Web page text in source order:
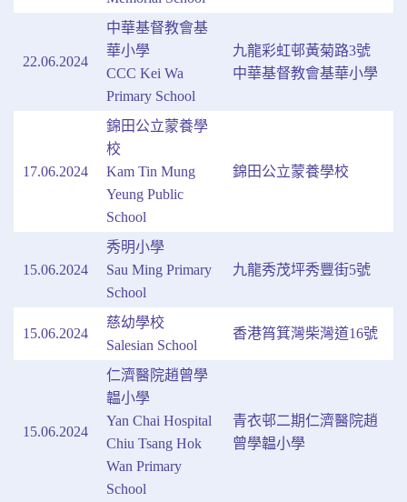
22.06.2024
中華基督教會基
華小學
CCC Kei Wa
Primary School
九龍彩虹邨黃菊路3號
中華基督教會基華小學
17.06.2024
錦田公立蒙養學
校
Kam Tin Mung
Yeung Public
School
錦田公立蒙養學校
15.06.2024
秀明小學
Sau Ming Primary
School
九龍秀茂坪秀豐街5號
15.06.2024
慈幼學校
Salesian School
香港筲箕灣柴灣道16號
15.06.2024
仁濟醫院趙曾學
韞小學
Yan Chai Hospital
Chiu Tsang Hok
Wan Primary
School
青衣邨二期仁濟醫院趙
曾學韞小學